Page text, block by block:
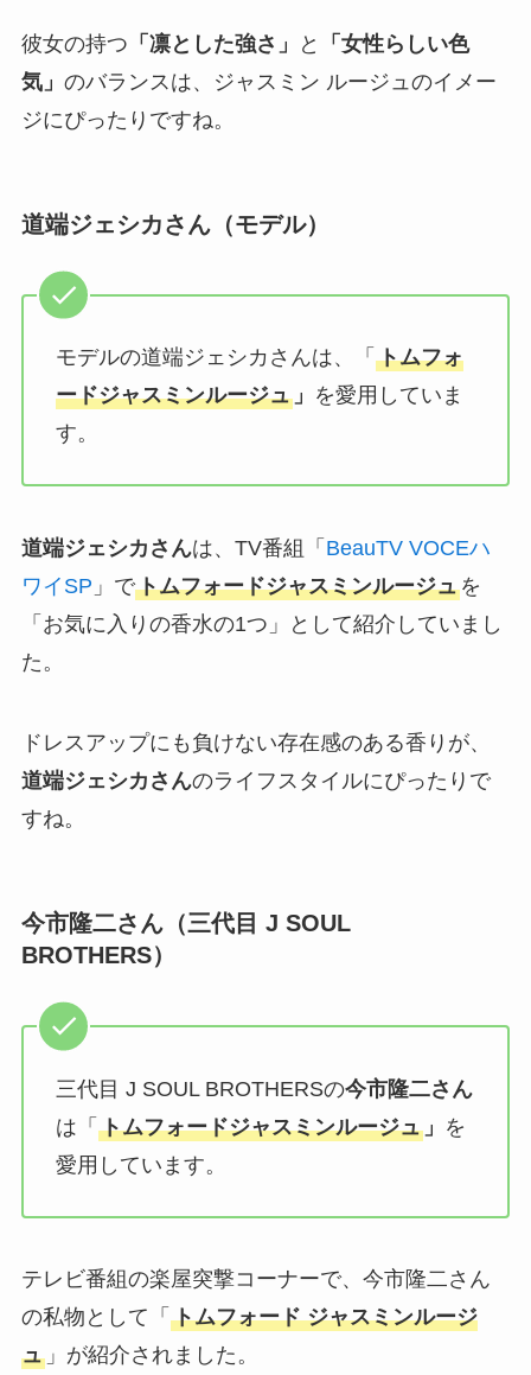
彼女の持つ 「凛とした強さ」 と
「女性らしい色
気」 のバランスは、ジャスミン ルージュのイメー
ジにぴったりですね。
道端ジェシカさん（モデル）
モデルの道端ジェシカさんは、「 トムフォ
ードジャスミンルージュ」 を愛用していま
す。
道端ジェシカさんは、TV番組「 BeauTV VOCEハ
ワイSP 」でトムフォードジャスミンルージュを
「お気に入りの香水の1つ」として紹介していまし
た。
ドレスアップにも負けない存在感のある香りが、
道端ジェシカさんのライフスタイルにぴったりで
すね。
今市隆二さん（三代目 J SOUL
BROTHERS）
三代目 J SOUL BROTHERSの今市隆二さん
は「 トムフォードジャスミンルージュ」 を
愛用しています。
テレビ番組の楽屋突撃コーナーで、今市隆二さん
の私物として「 トムフォード ジャスミンルージ
ュ」が紹介されました。